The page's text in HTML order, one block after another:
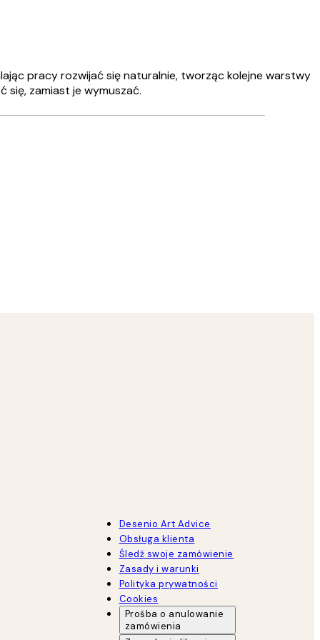
pracy rozwijać się naturalnie, tworząc kolejne warstwy
się, zamiast je wymuszać.
Desenio Art Advice
Obsługa klienta
Śledź swoje zamówienie
Zasady i warunki
Polityka prywatności
Cookies
Prośba o anulowanie
zamówienia